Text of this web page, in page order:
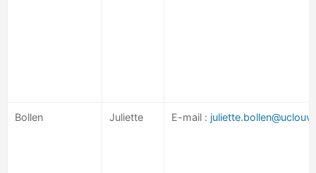
Bollen Juliette E-mail :